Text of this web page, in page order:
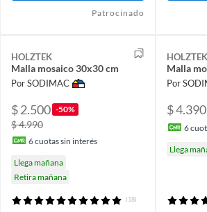
Patrocinado
HOLZTEK
Malla mosaico 30x30 cm
Por SODIMAC
$ 2.500 -50%
$ 4.990
6cuotas sin interés
Llega mañana
Retira mañana
(18)
HOLZTEK
Malla
Por
$ 4.390
6
Llega